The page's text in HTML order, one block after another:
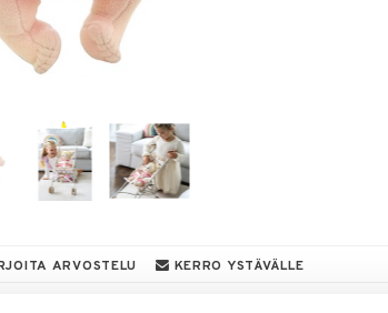
ARVOSTELU KERRO YSTÄVÄLLE